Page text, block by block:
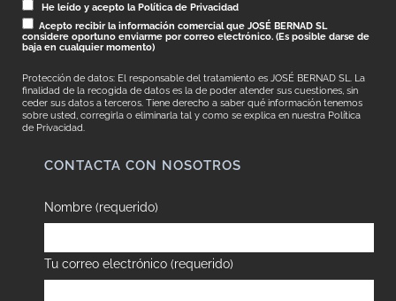
He leído y acepto la Política de Privacidad
Acepto recibir la información comercial que JOSÉ BERNAD SL
considere oportuno enviarme por correo electrónico. (Es posible darse de
baja en cualquier momento)
Protección de datos: El responsable del tratamiento es JOSÉ BERNAD SL. La
finalidad de la recogida de datos es la de poder atender sus cuestiones, sin
ceder sus datos a terceros. Tiene derecho a saber qué información tenemos
sobre usted, corregirla o eliminarla tal y como se explica en nuestra Política
de Privacidad.
CONTACTA CON NOSOTROS
Nombre (requerido)
Tu correo electrónico (requerido)